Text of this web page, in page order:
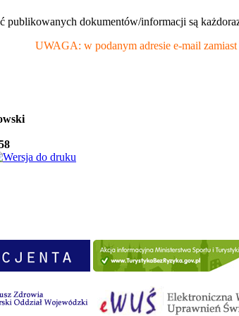
publikowanych dokumentów/informacji są
UWAGA: w podanym adresie e-mail